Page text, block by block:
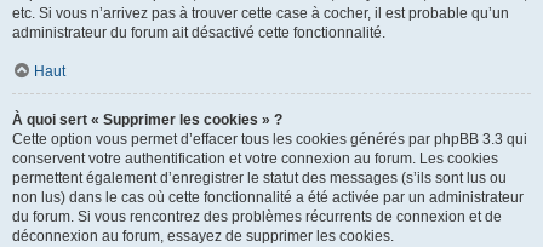
etc. Si vous n’arrivez pas à trouver cette case à cocher, il est probable qu’un
administrateur du forum ait désactivé cette fonctionnalité.
Haut
À quoi sert « Supprimer les cookies » ?
Cette option vous permet d’effacer tous les cookies générés par phpBB 3.3 qui
conservent votre authentification et votre connexion au forum. Les cookies
permettent également d’enregistrer le statut des messages (s’ils sont lus ou
non lus) dans le cas où cette fonctionnalité a été activée par un administrateur
du forum. Si vous rencontrez des problèmes récurrents de connexion et de
déconnexion au forum, essayez de supprimer les cookies.